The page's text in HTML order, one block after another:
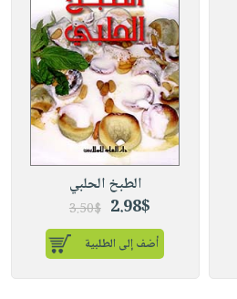
الطبخ الحلبي
2.98$
3.50$
أضف إلى الطلبية